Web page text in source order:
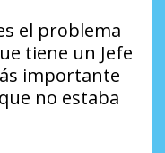
el problema
tiene un Jefe
importante
no estaba